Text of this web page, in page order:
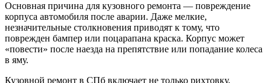
Основная причина для кузовного ремонта — повреждение
корпуса автомобиля после аварии. Даже мелкие,
незначительные столкновения приводят к тому, что
поврежден бампер или поцарапана краска. Корпус может
«повести» после наезда на препятствие или попадание колеса
в яму.
Кузовной ремонт в СПб включает не только рихтовку,